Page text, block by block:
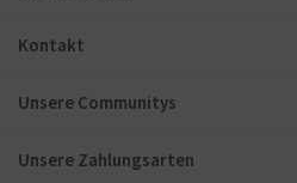
Kontakt
Unsere Communitys
Unsere Zahlungsarten